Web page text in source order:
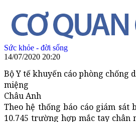
Sức khỏe - đời sống
14/07/2020 20:20
Bộ Y tế khuyến cáo phòng chống
miệng
Châu Anh
Theo hệ thống báo cáo giám
10.745 trường hợp mắc tay